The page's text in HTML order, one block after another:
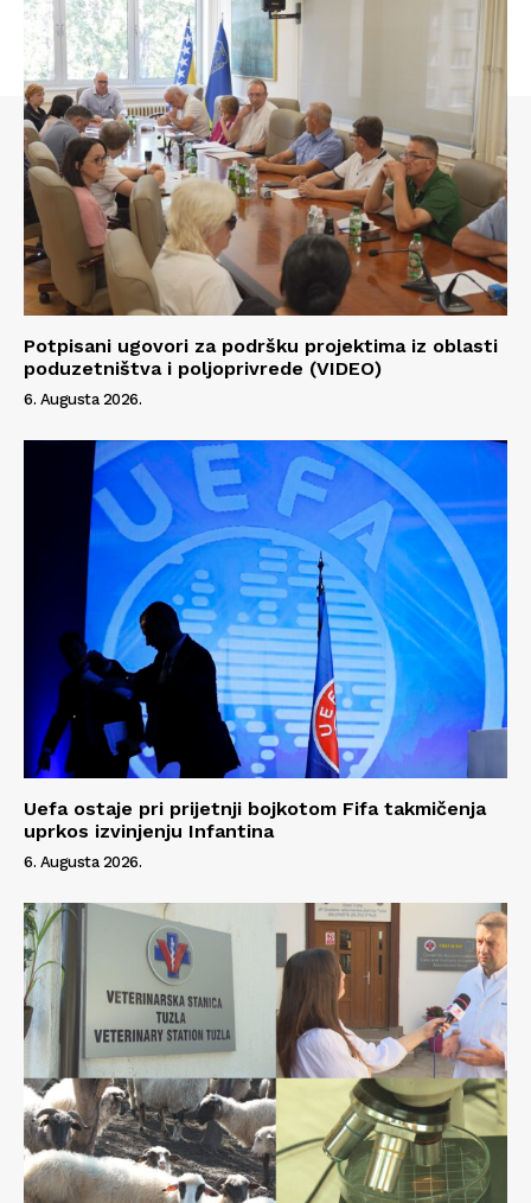
Info
O nama
Kontakt
Impressum
Potpisani ugovori za podršku projektima iz oblasti
poduzetništva i poljoprivrede (VIDEO)
6. Augusta 2026.
Uefa ostaje pri prijetnji bojkotom Fifa takmičenja
uprkos izvinjenju Infantina
6. Augusta 2026.